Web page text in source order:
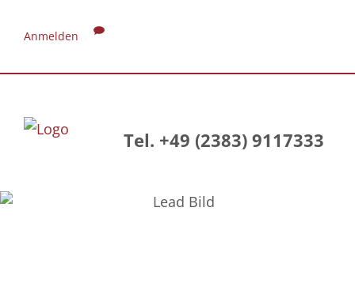
Anmelden
Tel. +49 (2383) 9117333